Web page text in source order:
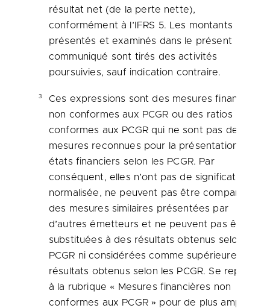
résultat net (de la perte nette),
conformément à l’IFRS 5. Les montants
présentés et examinés dans le présent
communiqué sont tirés des activités
poursuivies, sauf indication contraire.
3
Ces expressions sont des mesures financières
non conformes aux PCGR ou des ratios non
conformes aux PCGR qui ne sont pas des
mesures reconnues pour la présentation des
états financiers selon les PCGR. Par
conséquent, elles n’ont pas de signification
normalisée, ne peuvent pas être comparées à
des mesures similaires présentées par
d’autres émetteurs et ne peuvent pas être
substituées à des résultats obtenus selon les
PCGR ni considérées comme supérieures aux
résultats obtenus selon les PCGR. Se reporter
à la rubrique « Mesures financières non
conformes aux PCGR » pour de plus amples